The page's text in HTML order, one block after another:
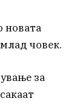
новата
човек.
за